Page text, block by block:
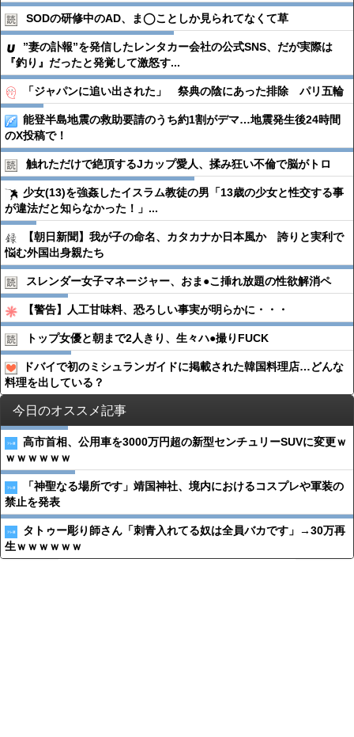
SODの研修中のAD、ま◯ことしか見られてなくて草
”妻の訃報”を発信したレンタカー会社の公式SNS、だが実際は
『釣り』だったと発覚して激怒す...
「ジャパンに追い出された」 祭典の陰にあった排除 パリ五輪
能登半島地震の救助要請のうち約1割がデマ…地震発生後24時間
のX投稿で！
触れただけで絶頂するJカップ愛人、揉み狂い不倫で脳がトロ
少女(13)を強姦したイスラム教徒の男「13歳の少女と性交する事
が違法だと知らなかった！」...
【朝日新聞】我が子の命名、カタカナか日本風か 誇りと実利で
悩む外国出身親たち
スレンダー女子マネージャー、おま●︎こ挿れ放題の性欲解消ペ
【警告】人工甘味料、恐ろしい事実が明らかに・・・
トップ女優と朝まで2人きり、生々ハ●︎撮りFUCK
ドバイで初のミシュランガイドに掲載された韓国料理店…どんな
料理を出している？
今日のオススメ記事
高市首相、公用車を3000万円超の新型センチュリーSUVに変更ｗ
ｗｗｗｗｗｗ
「神聖なる場所です」靖国神社、境内におけるコスプレや軍装の
禁止を発表
タトゥー彫り師さん「刺青入れてる奴は全員バカです」→30万再
生ｗｗｗｗｗｗ